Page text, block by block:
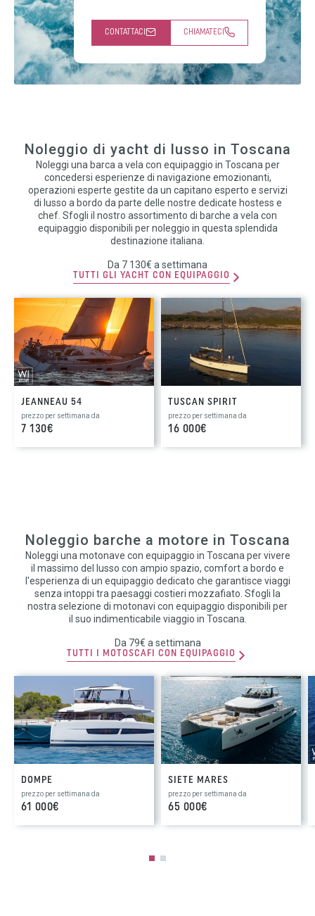
CONTATTACI CHIAMATECI
Noleggio di yacht di lusso in Toscana
Noleggi una barca a vela con equipaggio in Toscana per
concedersi esperienze di navigazione emozionanti,
operazioni esperte gestite da un capitano esperto e servizi
di lusso a bordo da parte delle nostre dedicate hostess e
chef. Sfogli il nostro assortimento di barche a vela con
equipaggio disponibili per noleggio in questa splendida
destinazione italiana.
Da 7 130€ a settimana
TUTTI GLI YACHT CON EQUIPAGGIO
JEANNEAU 54
prezzo per settimana da
7 130€
TUSCAN SPIRIT
prezzo per settimana da
16 000€
Noleggio barche a motore in Toscana
Noleggi una motonave con equipaggio in Toscana per vivere
il massimo del lusso con ampio spazio, comfort a bordo e
l'esperienza di un equipaggio dedicato che garantisce viaggi
senza intoppi tra paesaggi costieri mozzafiato. Sfogli la
nostra selezione di motonavi con equipaggio disponibili per
il suo indimenticabile viaggio in Toscana.
Da 79€ a settimana
TUTTI I MOTOSCAFI CON EQUIPAGGIO
DOMPE
prezzo per settimana da
61 000€
SIETE MARES
prezzo per settimana da
65 000€